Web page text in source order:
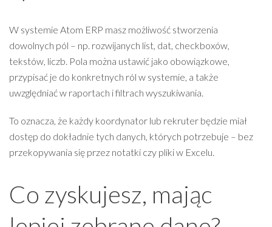
W systemie Atom ERP masz możliwość stworzenia
dowolnych pól – np. rozwijanych list, dat, checkboxów,
tekstów, liczb. Pola można ustawić jako obowiązkowe,
przypisać je do konkretnych ról w systemie, a także
uwzględniać w raportach i filtrach wyszukiwania.
To oznacza, że każdy koordynator lub rekruter będzie miał
dostęp do dokładnie tych danych, których potrzebuje – bez
przekopywania się przez notatki czy pliki w Excelu.
Co zyskujesz, mając